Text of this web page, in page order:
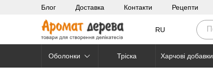
Блог Доставка Контакти Рецепти
RU
Оболонки Тріска Харчові добавки